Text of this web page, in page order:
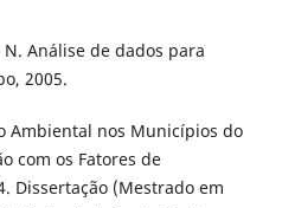
N. Análise de dados para
2005.
Ambiental nos Municípios do
com os Fatores de
Dissertação (Mestrado em